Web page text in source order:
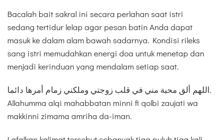
Bacalah bait sakral ini secara perlahan saat istri
sedang tertidur lelap agar pesan batin Anda dapat
masuk ke dalam alam bawah sadarnya. Kondisi rileks
sang istri memudahkan energi doa untuk menetap dan
menjadi kerinduan yang mendalam setiap saat.
اللهم ألق محبة مني في قلب زوجتي وملكني زمام أمرها دائما.
Allahumma alqi mahabbatan minni fi qolbi zaujati wa
makkinni zimama amriha da-iman.